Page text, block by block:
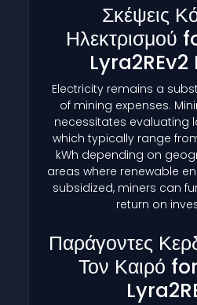
Σκέψεις
Ηλεκτρισμού
Electricity remains a
of mining expenses.
necessitates evaluating
which typically range
kWh depending on
areas where renewable
subsidized, miners can
return on
Παράγοντες
Τον Καιρό